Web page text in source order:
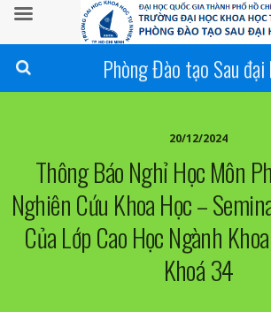
Phòng Đào tạo Sau đại
20/12/2024
Thông Báo Nghỉ Học Môn
Nghiên Cứu Khoa Học –
Của Lớp Cao Học Ngành
Khoá 34